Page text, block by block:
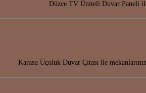
Düzce TV Üniteli Duvar Paneli
Karasu Üçoluk Duvar Çıtası ile